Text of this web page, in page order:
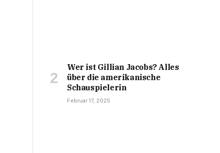
Wer ist Gillian Jacobs? Alles
über die amerikanische
Schauspielerin
Februar 17, 2025